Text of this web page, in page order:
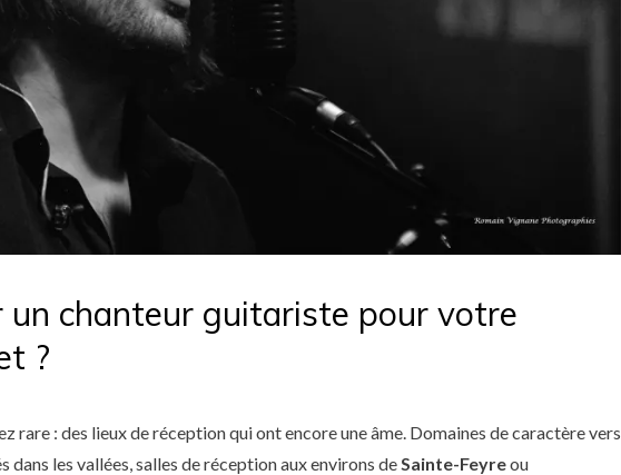
un chanteur guitariste pour votre
?
rare : des lieux de réception qui ont encore une âme. Domaines de caractère vers
dans les vallées, salles de réception aux environs deSainte-Feyreou